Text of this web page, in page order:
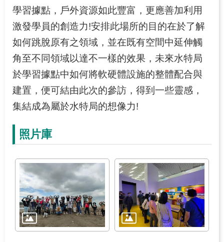
學習據點，戶外資源如此豐富，更應善加利用
激發學員的創造力!安排此場所的目的在於了解
如何跳脫原有之領域，並在既有空間中延伸觸
角至不同領域以達不一樣的效果，未來水特局
於學習據點中如何將軟硬體設施的整體配合與
建置，便可結由此次的參訪，得到一些靈感，
集結成為屬於水特局的想像力!
照片庫